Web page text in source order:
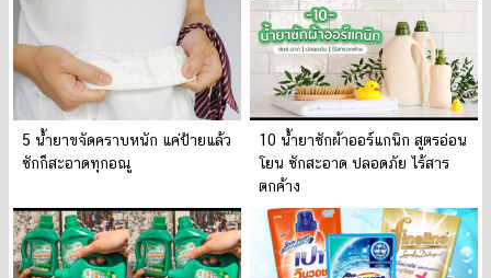
5 น้ำยาขจัดคราบหนัก แค่ป้ายแล้ว
ซักก็สะอาดทุกอณู
10 น้ำยาซักผ้าออร์แกนิก สูตรอ่อน
โยน ซักสะอาด ปลอดภัย ไร้สาร
ตกค้าง